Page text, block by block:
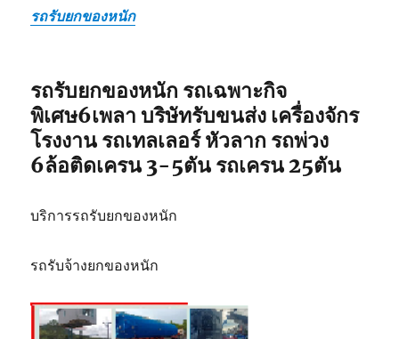
รถรับยกของหนัก
รถรับยกของหนัก รถเฉพาะกิจ
พิเศษ6เพลา บริษัทรับขนส่ง เครื่องจักร
โรงงาน รถเทลเลอร์ หัวลาก รถพ่วง
6ล้อติดเครน 3-5ตัน รถเครน 25ตัน
บริการรถรับยกของหนัก
รถรับจ้างยกของหนัก